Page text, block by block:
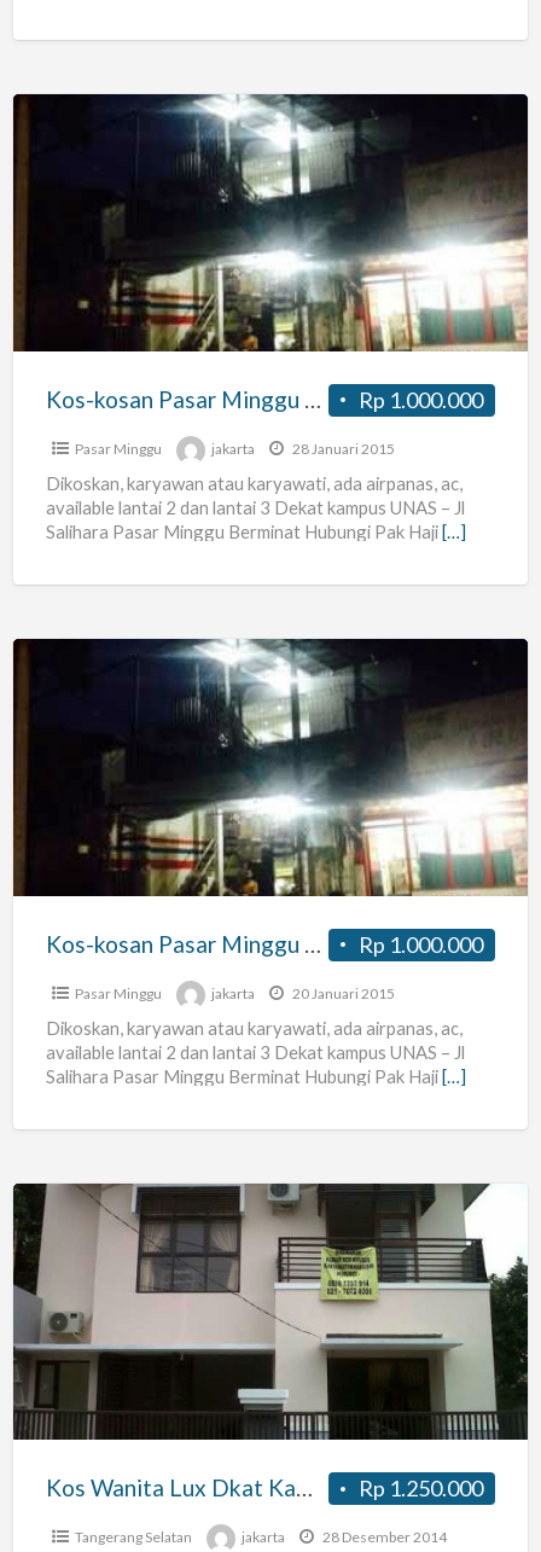
Rp 1.000.000
Kos-kosan Pasar Minggu Salihara
Pasar Minggu jakarta 28 Januari 2015
Dikoskan, karyawan atau karyawati, ada airpanas, ac,
available lantai 2 dan lantai 3 Dekat kampus UNAS – Jl
Salihara Pasar Minggu Berminat Hubungi Pak Haji[…]
Rp 1.000.000
Kos-kosan Pasar Minggu Salihara
Pasar Minggu jakarta 20 Januari 2015
Dikoskan, karyawan atau karyawati, ada airpanas, ac,
available lantai 2 dan lantai 3 Dekat kampus UNAS – Jl
Salihara Pasar Minggu Berminat Hubungi Pak Haji[…]
Kos
Wanita
Lux
Dkat
Kampus
Umj
Dan
Cirendeu
Ciputat
Rp 1.250.000
Kos Wanita Lux Dkat Kampus Umj Dan Uin Cirendeu Ciputat
Tangerang Selatan jakarta 28 Desember 2014